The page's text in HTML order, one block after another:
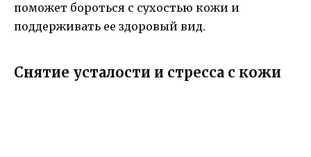
поможет бороться с сухостью кожи и
поддерживать ее здоровый вид.
Снятие усталости и стресса с кожи